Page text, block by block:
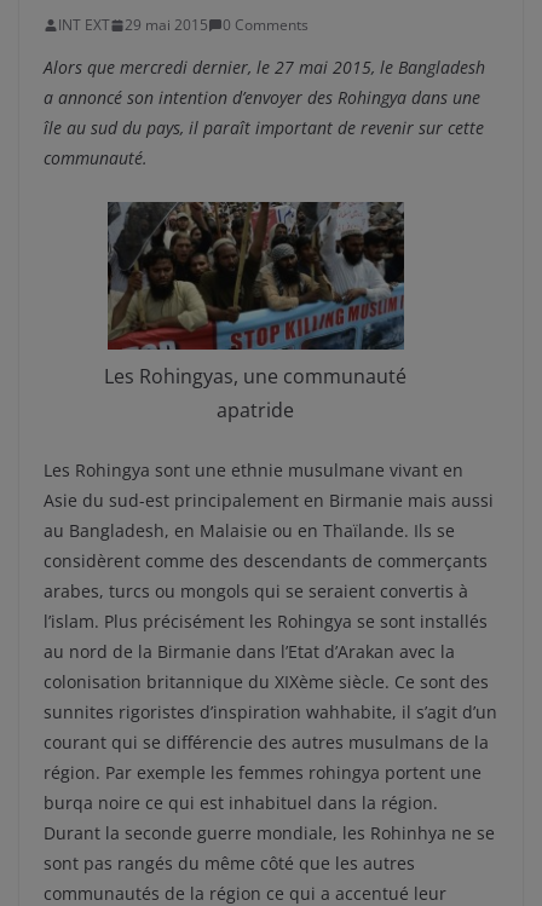
INT EXT 29 mai 2015 0 Comments
Alors que mercredi dernier, le 27 mai 2015, le Bangladesh
a annoncé son intention d’envoyer des Rohingya dans une
île au sud du pays, il paraît important de revenir sur cette
communauté.
Les Rohingyas, une communauté
apatride
Les Rohingya sont une ethnie musulmane vivant en
Asie du sud-est principalement en Birmanie mais aussi
au Bangladesh, en Malaisie ou en Thaïlande. Ils se
considèrent comme des descendants de commerçants
arabes, turcs ou mongols qui se seraient convertis à
l’islam. Plus précisément les Rohingya se sont installés
au nord de la Birmanie dans l’Etat d’Arakan avec la
colonisation britannique du XIXème siècle. Ce sont des
sunnites rigoristes d’inspiration wahhabite, il s’agit d’un
courant qui se différencie des autres musulmans de la
région. Par exemple les femmes rohingya portent une
burqa noire ce qui est inhabituel dans la région.
Durant la seconde guerre mondiale, les Rohinhya ne se
sont pas rangés du même côté que les autres
communautés de la région ce qui a accentué leur